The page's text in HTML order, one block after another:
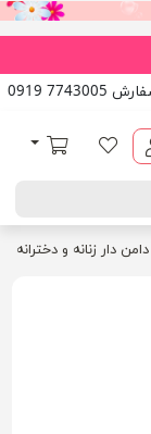
0919
لیست مورد علاقه
سبد خرید
دار زنانه و دخترانه
به دوست